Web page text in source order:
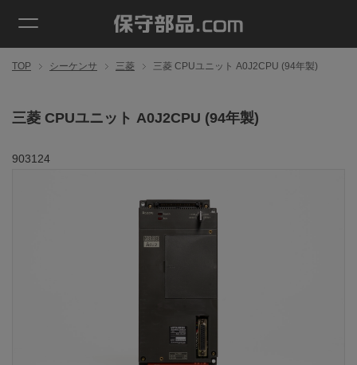
TOP シーケンサ 三菱 三菱 CPUユニット A0J2CPU (94年製)
三菱 CPUユニット A0J2CPU (94年製)
903124